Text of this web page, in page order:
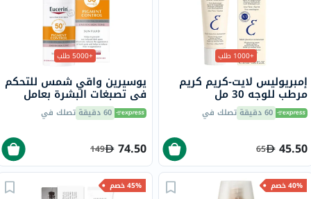
+1000 طلب
إمبريوليس لايت-كريم كريم
مرطب للوجه 30 مل
60 دقيقة تصلك في
45.50
65
+5000 طلب
يوسيرين واقي شمس للتحكم
في تصبغات البشرة بعامل
حماية من الشمس 50+ سائل
حماية من أشعة الشمس
60 دقيقة تصلك في
74.50
149
40% خصم 45% خصم